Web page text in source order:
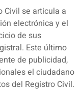
Civil se articula a
electrónica y el
de sus
Este último
de publicidad,
el ciudadano
del Registro Civil.